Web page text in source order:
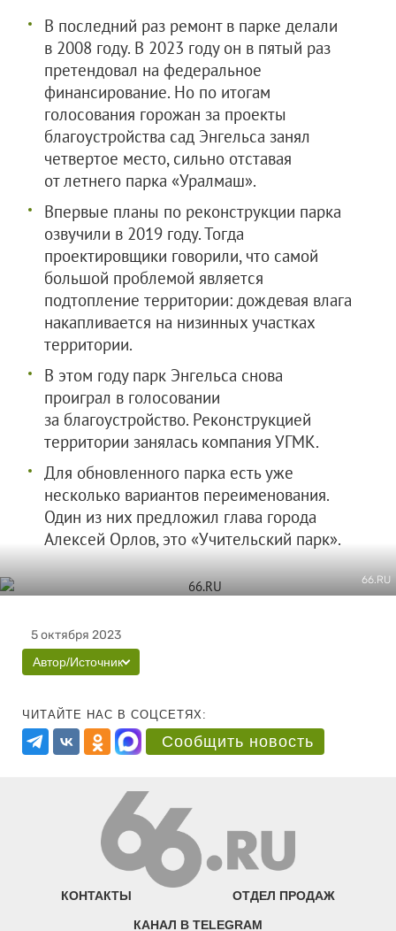
В последний раз ремонт в парке делали
в 2008 году. В 2023 году он в пятый раз
претендовал на федеральное
финансирование. Но по итогам
голосования горожан за проекты
благоустройства сад Энгельса занял
четвертое место, сильно отставая
от летнего парка «Уралмаш».
Впервые планы по реконструкции парка
озвучили в 2019 году. Тогда
проектировщики говорили, что самой
большой проблемой является
подтопление территории: дождевая влага
накапливается на низинных участках
территории.
В этом году парк Энгельса снова
проиграл в голосовании
за благоустройство. Реконструкцией
территории занялась компания УГМК.
Для обновленного парка есть уже
несколько вариантов переименования.
Один из них предложил глава города
Алексей Орлов, это «Учительский парк».
66.RU
5 октября 2023
Автор/Источник
ЧИТАЙТЕ НАС В СОЦСЕТЯХ:
Сообщить новость
КОНТАКТЫ ОТДЕЛ ПРОДАЖ
КАНАЛ В TELEGRAM